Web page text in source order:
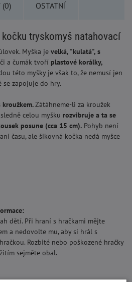
(0) OSTATNÍ
tryskomyš natahovací
Myška je velká, "kulatá", s
a čumák tvoří plastové korálky,
této myšky je však to, že nemusí jen
se zapojuje do hry.
kroužkem.Zátáhneme-li za kroužek
celou myšku rozvibruje a ta se
posune (cca 15 cm). Pohyb není
času, ale šikovná kočka nedá myšce
dětí. Při hraní s hračkami mějte
a nedovolte mu, aby si hrál s
Rozbité nebo poškozené hračky
sejměte obal.